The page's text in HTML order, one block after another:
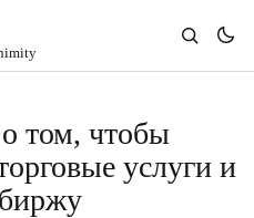
том, чтобы
услуги и